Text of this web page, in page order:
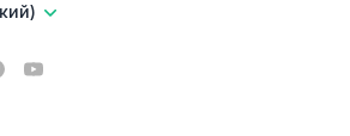
YouTube